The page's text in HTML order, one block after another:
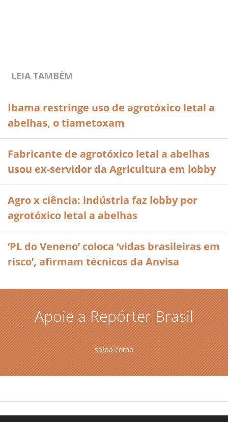
LEIA TAMBÉM
Ibama restringe uso de agrotóxico letal a
abelhas, o tiametoxam
Fabricante de agrotóxico letal a abelhas
usou ex-servidor da Agricultura em lobby
Agro x ciência: indústria faz lobby por
agrotóxico letal a abelhas
‘PL do Veneno’ coloca ‘vidas brasileiras em
risco’, afirmam técnicos da Anvisa
Apoie a Repórter Brasil
saiba como